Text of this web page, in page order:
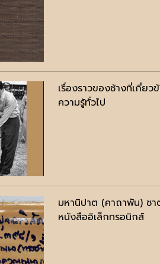
เรื่องราวของช้างที่เกี่ย
ความรู้ทั่วไป
มหานิปาต (คาถาพัน) ช
หนังสืออิเล็กทรอนิกส์